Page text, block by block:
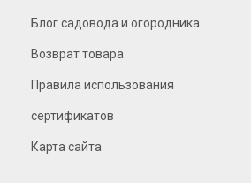
Блог садовода и огородника
Возврат товара
Правила использования
сертификатов
Карта сайта